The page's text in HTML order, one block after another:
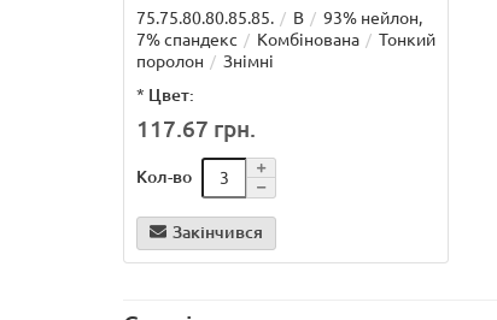
75.75.80.80.85.85. B
93% нейлон,
7% спандекс
Комбінована
Тонкий
поролон
Знімні
* Цвет:
117.67 грн.
Кол-во
Закінчився